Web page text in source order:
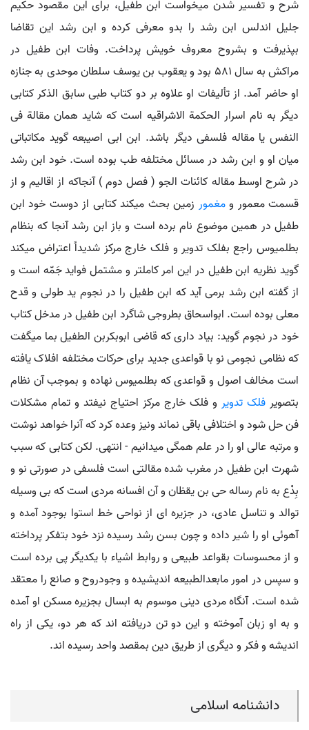
شرح و تفسیر شدن میخواست ابن طفیل، برای این مقصود حکیم
جلیل اندلس ابن رشد را بدو معرفی کرده و ابن رشد این تقاضا
بپذیرفت و بشروح معروف خویش پرداخت. وفات ابن طفیل در
مراکش به سال 581 بود و یعقوب بن یوسف سلطان موحدی به جنازه
او حاضر آمد. از تألیفات او علاوه بر دو کتاب طبی سابق الذکر کتابی
دیگر به نام اسرار الحکمة الاشراقیه است که شاید همان مقالة فی
النفس یا مقاله فلسفی دیگر باشد. ابن ابی اصیبعه گوید مکاتباتی
میان او و ابن رشد در مسائل مختلفه طب بوده است. خود ابن رشد
در شرح اوسط مقاله کائنات الجو ( فصل دوم ) آنجاکه از اقالیم و از
قسمت معمور ومغمور زمین بحث میکند کتابی از دوست خود ابن
طفیل در همین موضوع نام برده است و باز ابن رشد آنجا که بنظام
بطلمیوس راجع بفلک تدویر و فلک خارج مرکز شدیداً اعتراض میکند
گوید نظریه ابن طفیل در این امر کاملتر و مشتمل فواید جَمّه است و
از گفته ابن رشد برمی آید که ابن طفیل را در نجوم ید طولی و قدح
معلی بوده است. ابواسحاق بطروجی شاگرد ابن طفیل در مدخل کتاب
خود در نجوم گوید: بیاد داری که قاضی ابوبکربن الطفیل بما میگفت
که نظامی نجومی نو با قواعدی جدید برای حرکات مختلفه افلاک یافته
است مخالف اصول و قواعدی که بطلمیوس نهاده و بموجب آن نظام
بتصویر فلک تدویر و فلک خارج مرکز احتیاج نیفتد و تمام مشکلات
فن حل شود و اختلافی باقی نماند ونیز وعده کرد که آنرا خواهد نوشت
و مرتبه عالی او را در علم همگی میدانیم - انتهی. لکن کتابی که سبب
شهرت ابن طفیل در مغرب شده مقالتی است فلسفی در صورتی نو و
بِدْع به نام رساله حی بن یقظان و آن افسانه مردی است که بی وسیله
توالد و تناسل عادی، در جزیره ای از نواحی خط استوا بوجود آمده و
آهوئی او را شیر داده و چون بسن رشد رسیده نزد خود بتفکر پرداخته
و از محسوسات بقواعد طبیعی و روابط اشیاء با یکدیگر پی برده است
و سپس در امور مابعدالطبیعه اندیشیده و وجودروح و صانع را معتقد
شده است. آنگاه مردی دینی موسوم به ابسال بجزیره مسکن او آمده
و به او زبان آموخته و این دو تن دریافته اند که هر دو، یکی از راه
اندیشه و فکر و دیگری از طریق دین بمقصد واحد رسیده اند.
دانشنامه اسلامی